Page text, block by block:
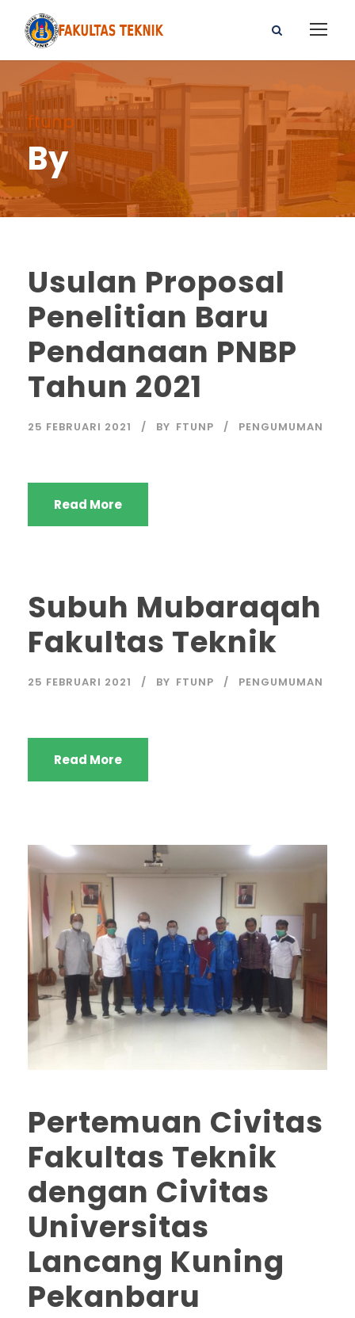
ftunp
By
Usulan Proposal
Penelitian Baru
Pendanaan PNBP
Tahun 2021
25 FEBRUARI 2021 BY FTUNP PENGUMUMAN
Read More
Subuh Mubaraqah
Fakultas Teknik
25 FEBRUARI 2021 BY FTUNP PENGUMUMAN
Read More
Pertemuan Civitas
Fakultas Teknik
dengan Civitas
Universitas
Lancang Kuning
Pekanbaru